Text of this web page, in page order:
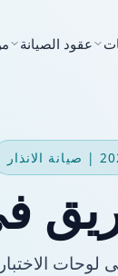
عقود الصيانة
لوحات